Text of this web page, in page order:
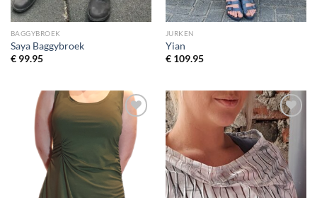
BAGGYBROEK
Saya Baggybroek
€99.95
JURKEN
Yian
€109.95
Toevoegen
aan
wenslijst
Toevoegen
aan
wenslijst